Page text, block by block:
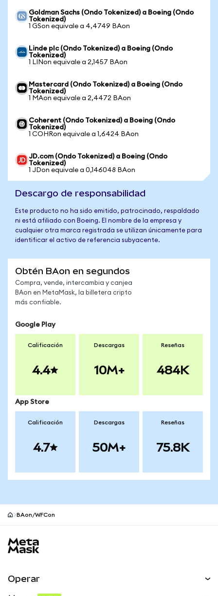
Goldman Sachs (Ondo Tokenized) a Boeing (Ondo
Tokenized)
1 GSon equivale a 4,4749 BAon
Linde plc (Ondo Tokenized) a Boeing (Ondo
Tokenized)
1 LINon equivale a 2,1457 BAon
Mastercard (Ondo Tokenized) a Boeing (Ondo
Tokenized)
1 MAon equivale a 2,4472 BAon
Coherent (Ondo Tokenized) a Boeing (Ondo
Tokenized)
1 COHRon equivale a 1,6424 BAon
JD.com (Ondo Tokenized) a Boeing (Ondo
Tokenized)
1 JDon equivale a 0,146048 BAon
Descargo de responsabilidad
Este producto no ha sido emitido, patrocinado, respaldado
ni está afiliado con Boeing. El nombre de la empresa y
cualquier otra marca registrada se utilizan únicamente para
identificar el activo de referencia subyacente.
Obtén BAon en segundos
Compra, vende, intercambia y canjea
BAon en MetaMask, la billetera cripto
más confiable.
Google Play
Calificación
4.4
Descargas
10M+
Reseñas
484K
App Store
Calificación
4.7
Descargas
50M+
Reseñas
75.8K
BAon/WFCon
Operar